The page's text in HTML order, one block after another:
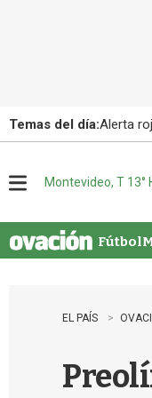
Temas del día:Alerta
u
Montevideo, T 13°
Fútbol
EL PAÍS